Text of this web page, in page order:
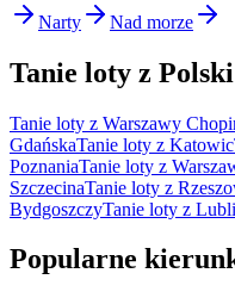
Narty
Nad morze
Tanie loty z Polski
Tanie loty z Warszawy
GdańskaTanie loty z Katowic
PoznaniaTanie loty z
SzczecinaTanie loty z
BydgoszczyTanie loty z
Popularne